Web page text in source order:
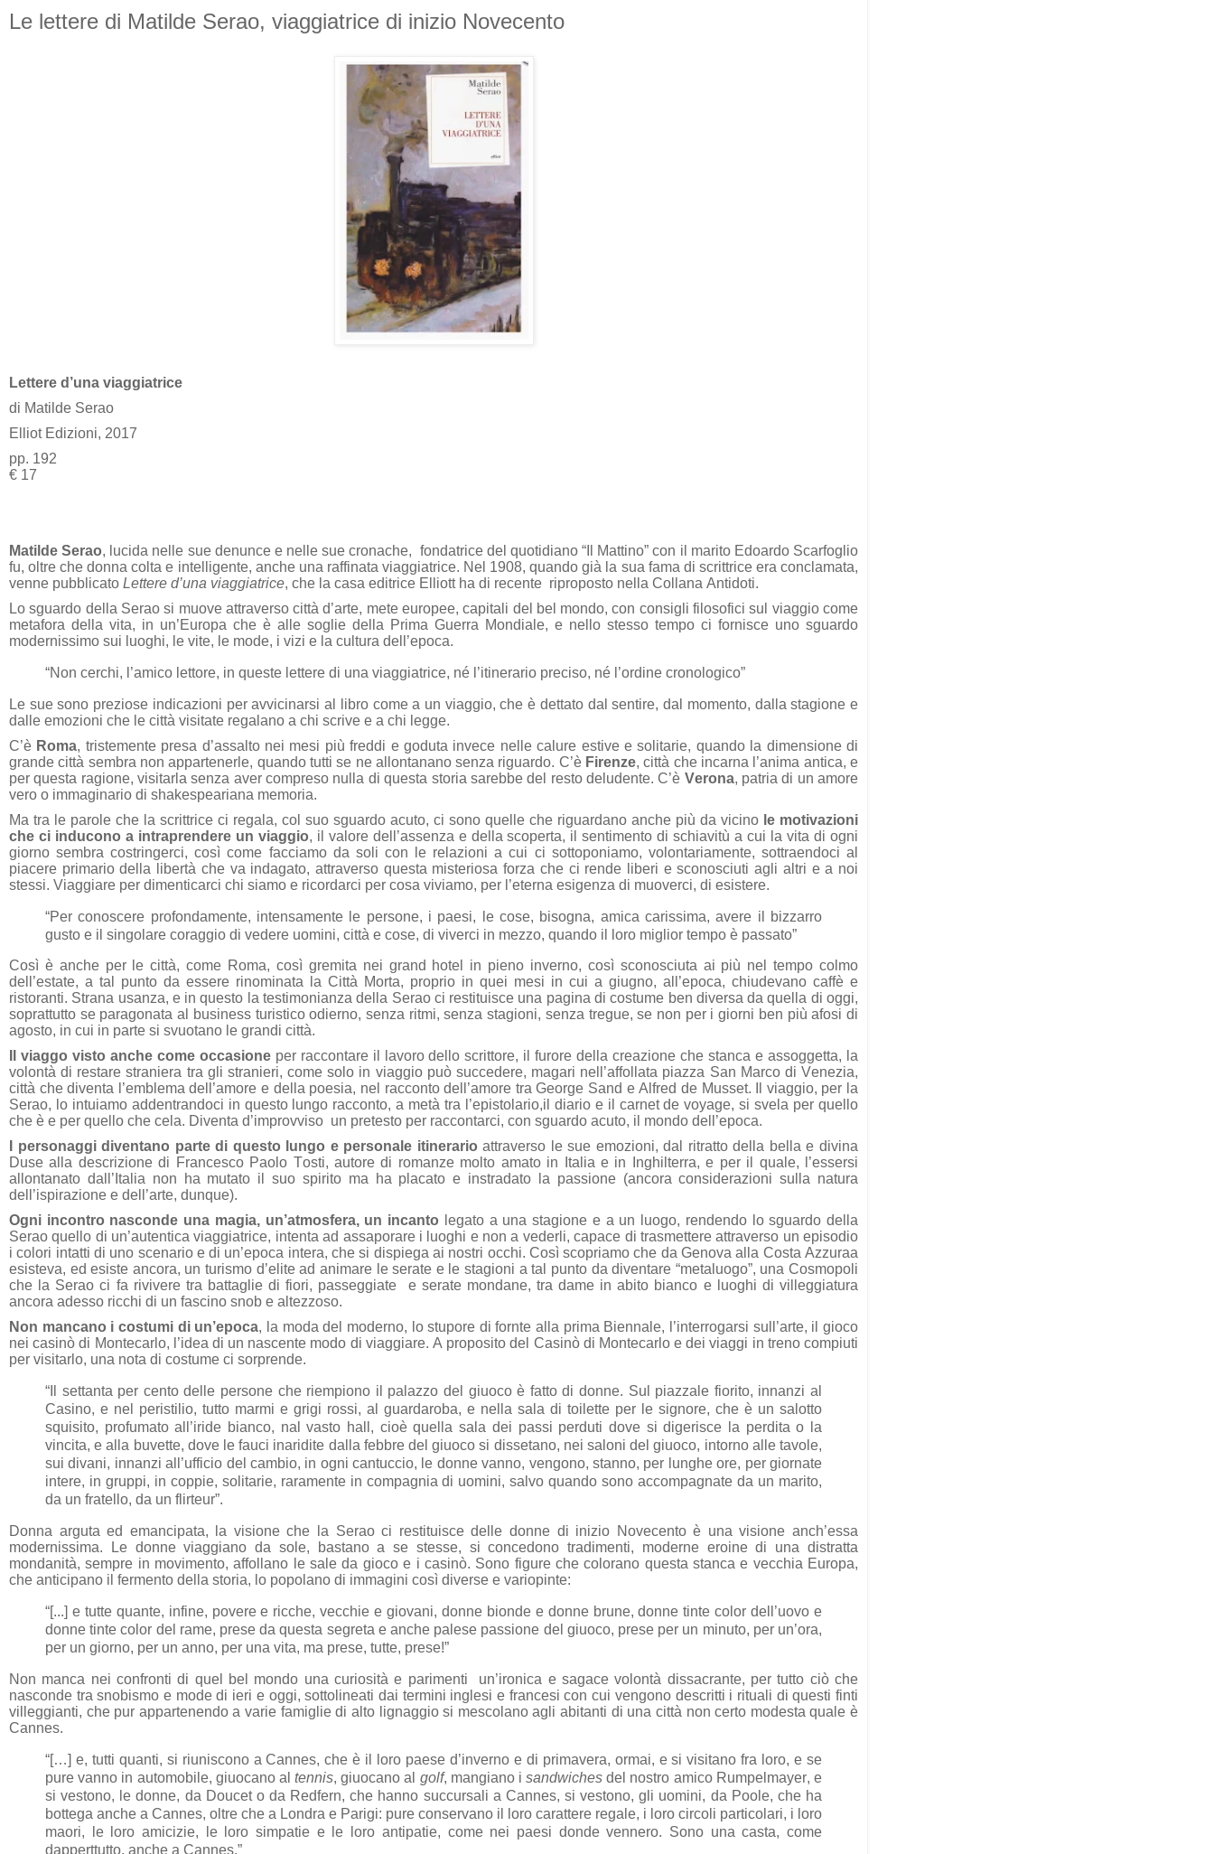
Le lettere di Matilde Serao, viaggiatrice di inizio Novecento
Lettere d’una viaggiatrice
di Matilde Serao
Elliot Edizioni, 2017
pp. 192
€ 17
Matilde Serao, lucida nelle sue denunce e nelle sue cronache, fondatrice del quotidiano “Il Mattino” con il marito Edoardo Scarfoglio
fu, oltre che donna colta e intelligente, anche una raffinata viaggiatrice. Nel 1908, quando già la sua fama di scrittrice era conclamata,
venne pubblicato Lettere d’una viaggiatrice, che la casa editrice Elliott ha di recente riproposto nella Collana Antidoti.
Lo sguardo della Serao si muove attraverso città d’arte, mete europee, capitali del bel mondo, con consigli filosofici sul viaggio come
metafora della vita, in un’Europa che è alle soglie della Prima Guerra Mondiale, e nello stesso tempo ci fornisce uno sguardo
modernissimo sui luoghi, le vite, le mode, i vizi e la cultura dell’epoca.
“Non cerchi, l’amico lettore, in queste lettere di una viaggiatrice, né l’itinerario preciso, né l’ordine cronologico”
Le sue sono preziose indicazioni per avvicinarsi al libro come a un viaggio, che è dettato dal sentire, dal momento, dalla stagione e
dalle emozioni che le città visitate regalano a chi scrive e a chi legge.
C’è Roma, tristemente presa d’assalto nei mesi più freddi e goduta invece nelle calure estive e solitarie, quando la dimensione di
grande città sembra non appartenerle, quando tutti se ne allontanano senza riguardo. C’è Firenze, città che incarna l’anima antica, e
per questa ragione, visitarla senza aver compreso nulla di questa storia sarebbe del resto deludente. C’è Verona, patria di un amore
vero o immaginario di shakespeariana memoria.
Ma tra le parole che la scrittrice ci regala, col suo sguardo acuto, ci sono quelle che riguardano anche più da vicino le motivazioni
che ci inducono a intraprendere un viaggio, il valore dell’assenza e della scoperta, il sentimento di schiavitù a cui la vita di ogni
giorno sembra costringerci, così come facciamo da soli con le relazioni a cui ci sottoponiamo, volontariamente, sottraendoci al
piacere primario della libertà che va indagato, attraverso questa misteriosa forza che ci rende liberi e sconosciuti agli altri e a noi
stessi. Viaggiare per dimenticarci chi siamo e ricordarci per cosa viviamo, per l’eterna esigenza di muoverci, di esistere.
“Per conoscere profondamente, intensamente le persone, i paesi, le cose, bisogna, amica carissima, avere il bizzarro
gusto e il singolare coraggio di vedere uomini, città e cose, di viverci in mezzo, quando il loro miglior tempo è passato”
Così è anche per le città, come Roma, così gremita nei grand hotel in pieno inverno, così sconosciuta ai più nel tempo colmo
dell’estate, a tal punto da essere rinominata la Città Morta, proprio in quei mesi in cui a giugno, all’epoca, chiudevano caffè e
ristoranti. Strana usanza, e in questo la testimonianza della Serao ci restituisce una pagina di costume ben diversa da quella di oggi,
soprattutto se paragonata al business turistico odierno, senza ritmi, senza stagioni, senza tregue, se non per i giorni ben più afosi di
agosto, in cui in parte si svuotano le grandi città.
Il viaggo visto anche come occasioneper raccontare il lavoro dello scrittore, il furore della creazione che stanca e assoggetta, la
volontà di restare straniera tra gli stranieri, come solo in viaggio può succedere, magari nell’affollata piazza San Marco di Venezia,
città che diventa l’emblema dell’amore e della poesia, nel racconto dell’amore tra George Sand e Alfred de Musset.
Il viaggio, per la
Serao, lo intuiamo addentrandoci in questo lungo racconto, a metà tra l’epistolario,il diario e il carnet de voyage, si svela per quello
che è e per quello che cela. Diventa d’improvviso un pretesto per raccontarci, con sguardo acuto, il mondo dell’epoca.
I personaggi diventano parte di questo lungo e personale itinerario attraverso le sue emozioni, dal ritratto della bella e divina
Duse alla descrizione di Francesco Paolo Tosti, autore di romanze molto amato in Italia e in Inghilterra, e per il quale, l’essersi
allontanato dall’Italia non ha mutato il suo spirito ma ha placato e instradato la passione (ancora considerazioni sulla natura
dell’ispirazione e dell’arte, dunque).
Ogni incontro nasconde una magia, un’atmosfera, un incanto legato a una stagione e a un luogo, rendendo lo sguardo della
Serao quello di un’autentica viaggiatrice, intenta ad assaporare i luoghi e non a vederli, capace di trasmettere attraverso un episodio
i colori intatti di uno scenario e di un’epoca intera, che si dispiega ai nostri occhi. Così scopriamo che da Genova alla Costa Azzuraa
esisteva, ed esiste ancora, un turismo d’elite ad animare le serate e le stagioni a tal punto da diventare “metaluogo”, una Cosmopoli
che la Serao ci fa rivivere tra battaglie di fiori, passeggiate e serate mondane, tra dame in abito bianco e luoghi di villeggiatura
ancora adesso ricchi di un fascino snob e altezzoso.
Non mancano i costumi di un’epoca, la moda del moderno, lo stupore di fornte alla prima Biennale, l’interrogarsi sull’arte, il gioco
nei casinò di Montecarlo, l’idea di un nascente modo di viaggiare. A proposito del Casinò di Montecarlo e dei viaggi in treno compiuti
per visitarlo, una nota di costume ci sorprende.
“Il settanta per cento delle persone che riempiono il palazzo del giuoco è fatto di donne. Sul piazzale fiorito, innanzi al
Casino, e nel peristilio, tutto marmi e grigi rossi, al guardaroba, e nella sala di toilette per le signore, che è un salotto
squisito, profumato all’iride bianco, nal vasto hall, cioè quella sala dei passi perduti dove si digerisce la perdita o la
vincita, e alla buvette, dove le fauci inaridite dalla febbre del giuoco si dissetano, nei saloni del giuoco, intorno alle tavole,
sui divani, innanzi all’ufficio del cambio, in ogni cantuccio, le donne vanno, vengono, stanno, per lunghe ore, per giornate
intere, in gruppi, in coppie, solitarie, raramente in compagnia di uomini, salvo quando sono accompagnate da un marito,
da un fratello, da un flirteur”.
Donna arguta ed emancipata, la visione che la Serao ci restituisce delle donne di inizio Novecento è una visione anch’essa
modernissima. Le donne viaggiano da sole, bastano a se stesse, si concedono tradimenti, moderne eroine di una distratta
mondanità, sempre in movimento, affollano le sale da gioco e i casinò. Sono figure che colorano questa stanca e vecchia Europa,
che anticipano il fermento della storia, lo popolano di immagini così diverse e variopinte:
“[...] e tutte quante, infine, povere e ricche, vecchie e giovani, donne bionde e donne brune, donne tinte color dell’uovo e
donne tinte color del rame, prese da questa segreta e anche palese passione del giuoco, prese per un minuto, per un’ora,
per un giorno, per un anno, per una vita, ma prese, tutte, prese!”
Non manca nei confronti di quel bel mondo una curiosità e parimenti un’ironica e sagace volontà dissacrante, per tutto ciò che
nasconde tra snobismo e mode di ieri e oggi, sottolineati dai termini inglesi e francesi con cui vengono descritti i rituali di questi finti
villeggianti, che pur appartenendo a varie famiglie di alto lignaggio si mescolano agli abitanti di una città non certo modesta quale è
Cannes.
“[…] e, tutti quanti, si riuniscono a Cannes, che è il loro paese d’inverno e di primavera, ormai, e si visitano fra loro, e se
pure vanno in automobile, giuocano altennis, giuocano al golf, mangiano isandwiches del nostro amico Rumpelmayer, e
si vestono, le donne, da Doucet o da Redfern, che hanno succursali a Cannes, si vestono, gli uomini, da Poole, che ha
bottega anche a Cannes, oltre che a Londra e Parigi: pure conservano il loro carattere regale, i loro circoli particolari, i loro
maori, le loro amicizie, le loro simpatie e le loro antipatie, come nei paesi donde vennero. Sono una casta, come
dapperttutto, anche a Cannes.”